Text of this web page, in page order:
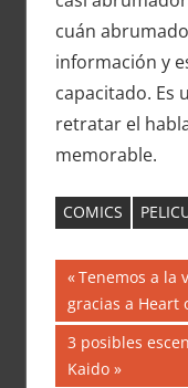
cuán
información y
capacitado. Es
retratar el
memorable.
COMICS
de
entradas
Entrada
anterior:
Tenemos a la
gracias a Heart
Siguiente
entrada:
3 posibles
Kaido